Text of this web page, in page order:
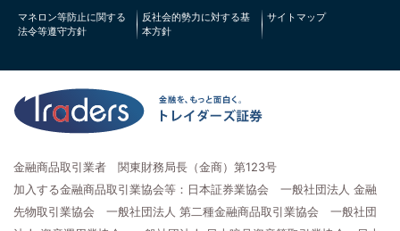
マネロン等防止に関する
法令等遵守方針
反社会的勢力に対する基
本方針
サイトマップ
金融商品取引業者 関東財務局長（金商）第123号
加入する金融商品取引業協会等：日本証券業協会 一般社団法人 金融
先物取引業協会 一般社団法人 第二種金融商品取引業協会 一般社団